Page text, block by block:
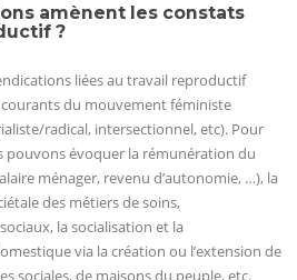
amènent les constats
?
liées au travail reproductif
du mouvement féministe
radical, intersectionnel, etc). Pour
pouvons évoquer la rémunération du
ménager, revenu d’autonomie, …), la
des métiers de soins,
la socialisation et la
via la création ou l’extension de
sociales, de maisons du peuple, etc.